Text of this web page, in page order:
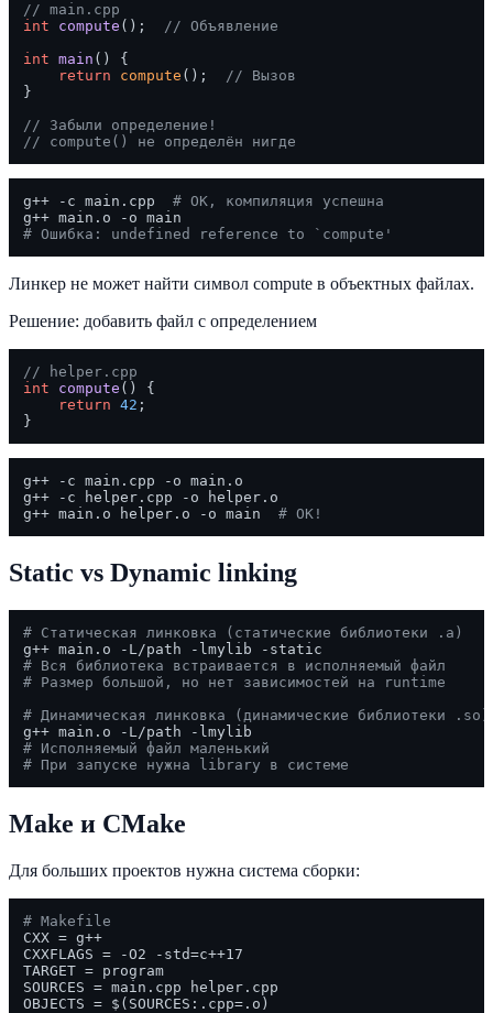
// main.cpp
int
compute () ; // Объявление
int main ()
{
return
compute (); // Вызов
}
// Забыли определение!
// compute() не определён нигде
g++ -c main.cpp # OK, компиляция успешна
# Ошибка: undefined reference to `compute'
Линкер не может найти символ compute в объектных файлах.
Решение: добавить файл с определением
// helper.cpp
int
compute ()
{
return 42 ;
g++ -c main.cpp -o main.o
g++ -c helper.cpp -o helper.o
g++ main.o helper.o -o main # OK!
Static vs Dynamic linking
# Статическая линковка (статические библиотеки .a)
# Вся библиотека встраивается в исполняемый файл
# Размер большой, но нет зависимостей на runtime
# Динамическая линковка (динамические библиотеки .so)
# Исполняемый файл маленький
# При запуске нужна library в системе
Make и CMake
Для больших проектов нужна система сборки:
# Makefile
CXX = g++
CXXFLAGS = -O2 -std=c++17
TARGET = program
SOURCES = main.cpp helper.cpp
OBJECTS = $(SOURCES:.cpp=.o)